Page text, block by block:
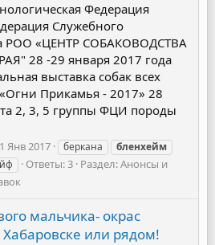
Федерация
Служебного
РОО «ЦЕНТР СОБАКОВОДСТВА
28 -29 января 2017 года
выставка собак всех
Прикамья - 2017» 28
2, 3, 5 группы ФЦИ породы
Янв 2017 беркана
бленхейм
Ответы: 3 Раздел:Анонсы и
мальчика- окрас
или рядом!